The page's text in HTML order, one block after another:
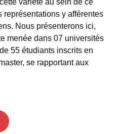
variété au sein de ce
représentations y afférentes
Nous présenterons ici,
menée dans 07 universités
55 étudiants inscrits en
se rapportant aux